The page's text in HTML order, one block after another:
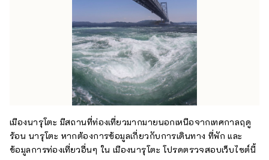
เมืองนารุโตะ มีสถานที่ท่องเที่ยวมากมายนอกเหนือจากเทศกาลฤดู
ร้อน นารุโตะ หากต้องการข้อมูลเกี่ยวกับการเดินทาง ที่พัก และ
ข้อมูลการท่องเที่ยวอื่นๆ ใน เมืองนารุโตะ โปรดตรวจสอบเว็บไซต์นี้